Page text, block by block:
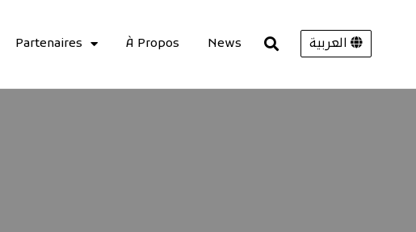
Partenaires À Propos News العربية